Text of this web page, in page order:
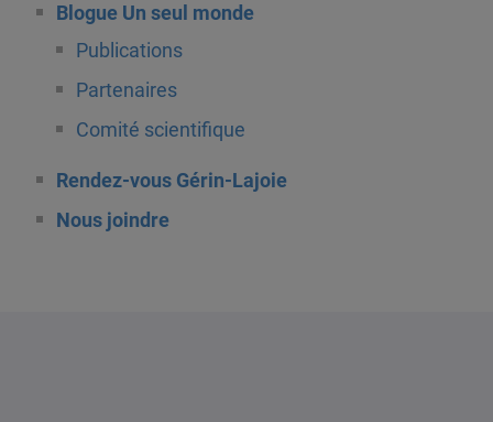
Blogue Un seul monde
Publications
Partenaires
Comité scientifique
Rendez-vous Gérin-Lajoie
Nous joindre